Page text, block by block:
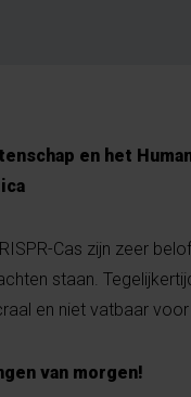
en het
Cas zijn zeer
staan.
en niet vatbaar voor
van morgen!